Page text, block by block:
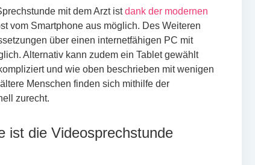
mit dem Arzt istdank der modernen
vom Smartphone aus möglich. Des Weiteren
über einen internetfähigen PC mit
Alternativ kann zudem ein Tablet gewählt
und wie oben beschrieben mit wenigen
Menschen finden sich mithilfe der
zurecht.
ist die Videosprechstunde